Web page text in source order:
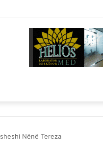
Nënë Tereza